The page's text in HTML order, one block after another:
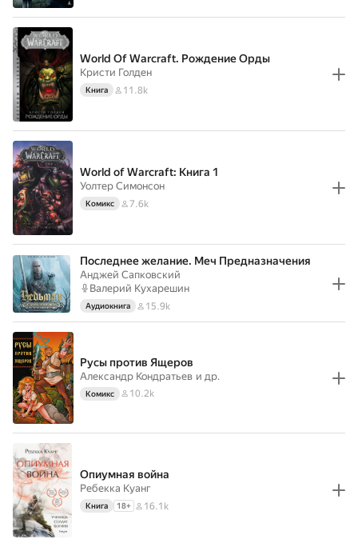
World Of Warcraft. Рождение Орды
Кристи Голден
Книга 11.8k
World of Warcraft: Книга 1
Уолтер Симонсон
Комикс 7.6k
Последнее желание. Меч Предназначения
Анджей Сапковский
Валерий Кухарешин
Аудиокнига 15.9k
Русы против Ящеров
Александр Кондратьев и др.
Комикс 10.2k
Опиумная война
Ребекка Куанг
Книга 18+ 16.1k